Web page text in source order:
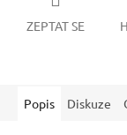
ZEPTAT SE
Popis Diskuze